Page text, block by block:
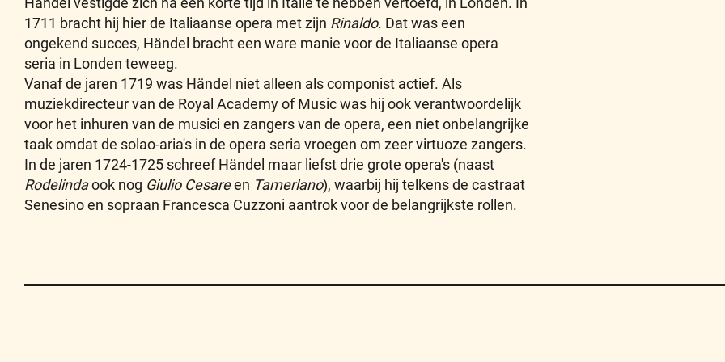
1711 bracht hij hier de Italiaanse opera met zijn Rinaldo. Dat was een
ongekend succes, Händel bracht een ware manie voor de Italiaanse opera
seria in Londen teweeg.
Vanaf de jaren 1719 was Händel niet alleen als componist actief. Als
muziekdirecteur van de Royal Academy of Music was hij ook verantwoordelijk
voor het inhuren van de musici en zangers van de opera, een niet onbelangrijke
taak omdat de solao-aria's in de opera seria vroegen om zeer virtuoze zangers.
In de jaren 1724-1725 schreef Händel maar liefst drie grote opera's (naast
Rodelindaook nog Giulio Cesareen Tamerlano), waarbij hij telkens de castraat
Senesino en sopraan Francesca Cuzzoni aantrok voor de belangrijkste rollen.